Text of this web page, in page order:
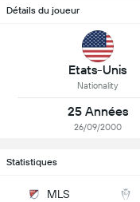
Détails du joueur
Etats-Unis
Nationality
25 Années
26/09/2000
Statistiques
MLS